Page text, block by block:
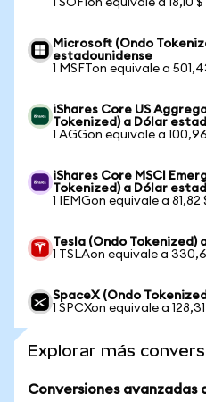
1 SOFIon equivale a 18,10 $
Microsoft (Ondo
estadounidense
1 MSFTon equivale a
iShares Core US
Tokenized) a Dólar
1 AGGon equivale a
iShares Core MSCI
Tokenized) a Dólar
1 IEMGon equivale a 81,82
Tesla (Ondo Tokenized)
1 TSLAon equivale a
SpaceX (Ondo
1 SPCXon equivale a
Explorar más
Conversiones avanzadas